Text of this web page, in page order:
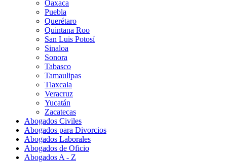
Oaxaca
Puebla
Querétaro
Quintana Roo
San Luis Potosí
Sinaloa
Sonora
Tabasco
Tamaulipas
Tlaxcala
Veracruz
Yucatán
Zacatecas
Abogados Civiles
Abogados para Divorcios
Abogados Laborales
Abogados de Oficio
Abogados A - Z